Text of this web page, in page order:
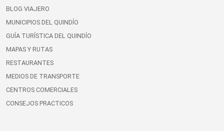
BLOG VIAJERO
MUNICIPIOS DEL QUINDÍO
GUÍA TURÍSTICA DEL QUINDÍO
MAPAS Y RUTAS
RESTAURANTES
MEDIOS DE TRANSPORTE
CENTROS COMERCIALES
CONSEJOS PRACTICOS